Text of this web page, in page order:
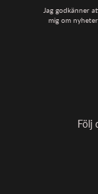
Jag godkänner
mig om
Följ